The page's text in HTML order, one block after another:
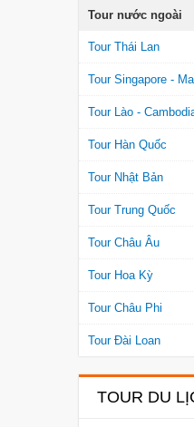
Tour nước ngoài
Tour Thái Lan
Tour Singapore -
Tour Lào -
Tour Hàn Quốc
Tour Nhật Bản
Tour Trung Quốc
Tour Châu Âu
Tour Hoa Kỳ
Tour Châu Phi
Tour Đài Loan
TOUR DU